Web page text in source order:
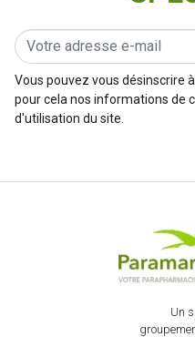
Vous pouvez vous désinscrire
pour cela nos informations de
d'utilisation du site.
Un